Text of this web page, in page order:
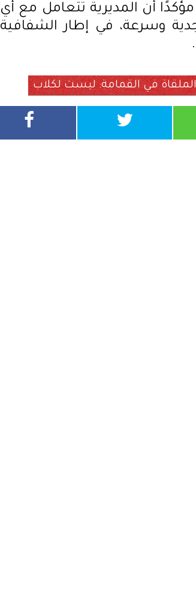
أن المديرية تتعامل مع أي
وسرعة، في إطار الشفافية
في القمامة: ليست لكلاب